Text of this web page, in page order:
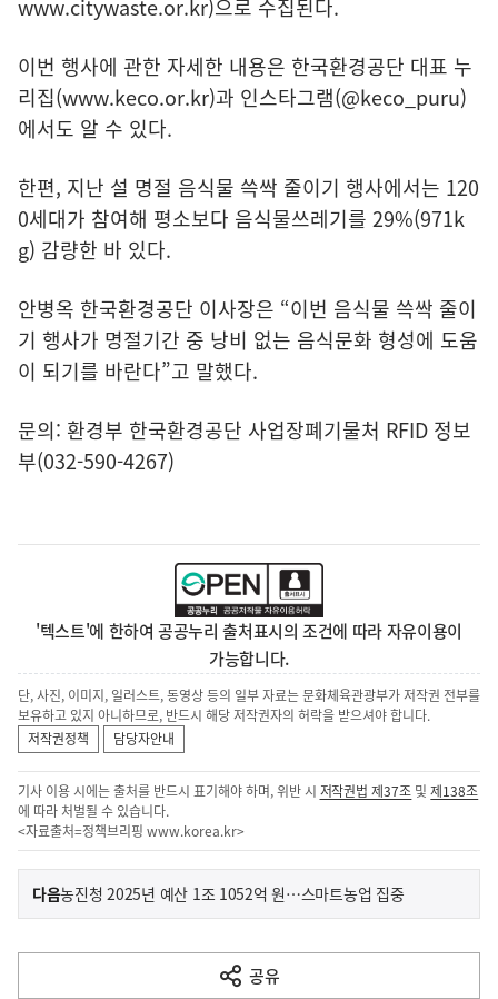
www.citywaste.or.kr)으로 수집된다.
이번 행사에 관한 자세한 내용은 한국환경공단 대표 누
리집(www.keco.or.kr)과 인스타그램(@keco_puru)
에서도 알 수 있다.
한편, 지난 설 명절 음식물 쓱싹 줄이기 행사에서는 120
0세대가 참여해 평소보다 음식물쓰레기를 29%(971k
g) 감량한 바 있다.
안병옥 한국환경공단 이사장은 “이번 음식물 쓱싹 줄이
기 행사가 명절기간 중 낭비 없는 음식문화 형성에 도움
이 되기를 바란다”고 말했다.
문의: 환경부 한국환경공단 사업장폐기물처 RFID 정보
부(032-590-4267)
'텍스트'에 한하여 공공누리 출처표시의 조건에 따라 자유이용이
가능합니다.
단, 사진, 이미지, 일러스트, 동영상 등의 일부 자료는 문화체육관광부가 저작권 전부를
보유하고 있지 아니하므로, 반드시 해당 저작권자의 허락을 받으셔야 합니다.
저작권정책
담당자안내
기사 이용 시에는 출처를 반드시 표기해야 하며, 위반 시 저작권법 제37조 및제138조
에 따라 처벌될 수 있습니다.
<자료출처=정책브리핑 www.korea.kr>
이
전
다
음
다음기
농진청 2025년 예산 1조 1052억 원…스마트농업 집중
공유
열